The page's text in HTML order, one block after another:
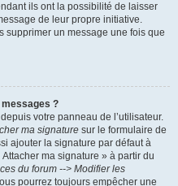
ils ont la possibilité de laisser
de leur propre initiative.
supprimer un message une fois que
?
votre panneau de l’utilisateur.
ma signature sur le formulaire de
ajouter la signature par défaut à
ma signature » à partir du
du forum --> Modifier les
pourrez toujours empêcher une